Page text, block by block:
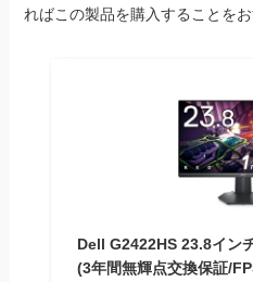
ればこの製品を購入することをお
Dell G2422HS 23.8イン
(3年間無輝点交換保証/